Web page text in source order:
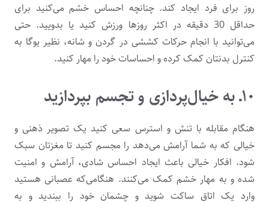
روز برای فرد ایجاد کند. چنانچه احساس خشم می‌کنید برای
حداقل 30 دقیقه در اکثر روزها ورزش کنید یا بدویید. حتی
می‌توانید با انجام حرکات کششی در گردن و شانه، نظیر یوگا به
کنترل بدنتان کمک کرده و احساسات خود را مهار کنید.
۱۰ـ به خیال‌پردازی و تجسم بپردازید
هنگام مقابله با تنش‌ و استرس سعی کنید یک تصویر ذهنی و
خیالی که به شما آرامش می‌دهد را مجسم کنید تا مغزتان سبک
شود. افکار خیالی باعث ایجاد احساس شادی، آرامش و امنیت
شده و به مهار خشم کمک می‌کنند. هنگامی‌که عصبانی هستید
وارد یک اتاق ساکت شوید و چشمان خود را ببندید و به